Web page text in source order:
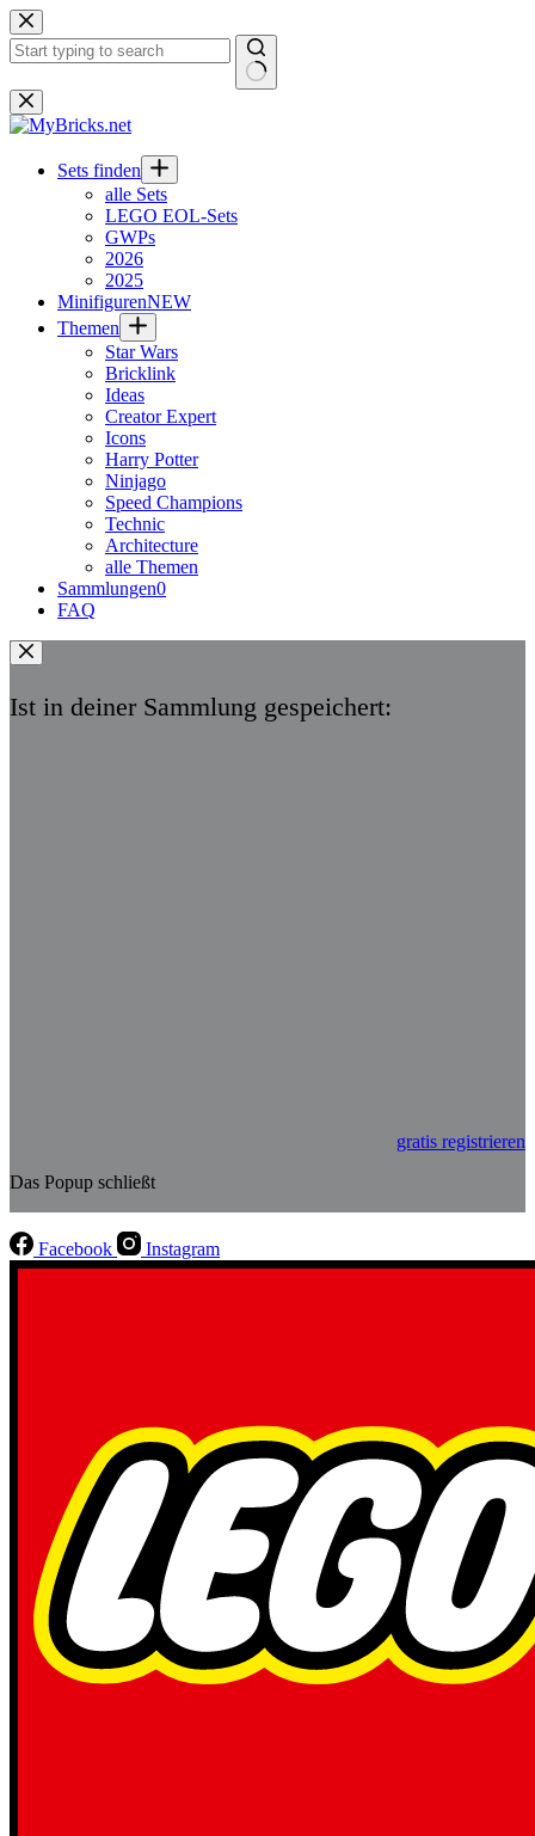
Zum
Inhalt
springen
Keine
Ergebnisse
Sets finden
alle Sets
LEGO EOL-Sets
GWPs
2026
2025
MinifigurenNEW
Themen
Star Wars
Bricklink
Ideas
Creator Expert
Icons
Harry Potter
Ninjago
Speed Champions
Technic
Architecture
alle Themen
Sammlungen0
FAQ
Ist in deiner Sammlung gespeichert:
gratis registrieren
Das Popup schließt
Facebook Instagram